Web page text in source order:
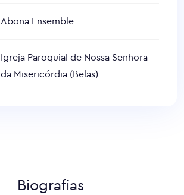
Abona Ensemble
Igreja Paroquial de Nossa Senhora
da Misericórdia (Belas)
Biografias